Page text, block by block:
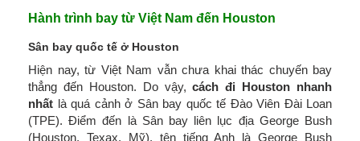
Hành trình bay từ Việt Nam đến Houston
Sân bay quốc tế ở Houston
Hiện nay, từ Việt Nam vẫn chưa khai thác chuyến bay
thẳng đến Houston. Do vậy,cách đi Houston nhanh
nhất là quá cảnh ở Sân bay quốc tế Đào Viên Đài Loan
(TPE). Điểm đến là Sân bay liên lục địa George Bush
(Houston, Texax, Mỹ), tên tiếng Anh là George Bush